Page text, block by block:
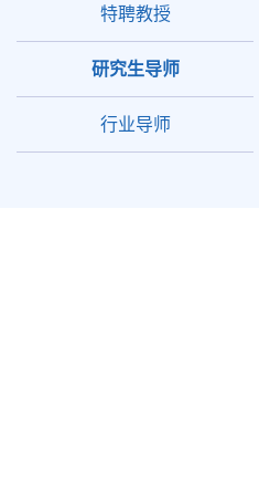
特聘教授
研究生导师
行业导师